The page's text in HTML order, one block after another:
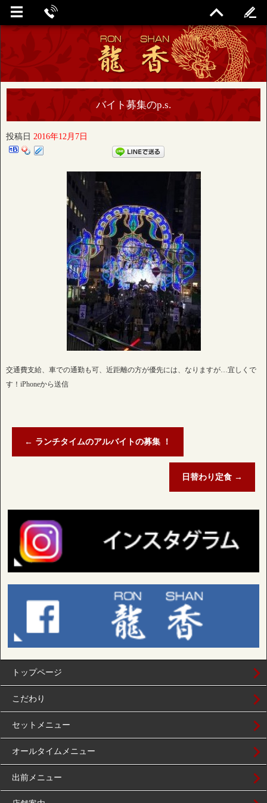
バイト募集のp.s.
投稿日 2016年12月7日
交通費支給、車での通勤も可、近距離の方が優先には、なりますが…宜しくで
す！iPhoneから送信
← ランチタイムのアルバイトの募集 ！
日替わり定食 →
トップページ
こだわり
セットメニュー
オールタイムメニュー
出前メニュー